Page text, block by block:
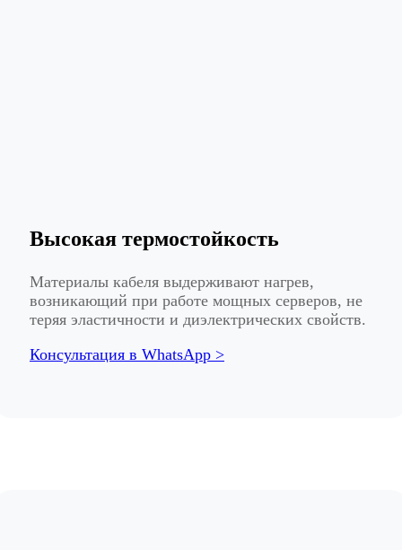
Высокая термостойкость
Материалы кабеля выдерживают нагрев,
возникающий при работе мощных серверов, не
теряя эластичности и диэлектрических свойств.
Консультация в WhatsApp >